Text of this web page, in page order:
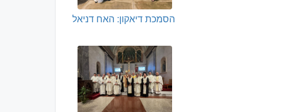
הסמכת דיאקון: האח דניאל